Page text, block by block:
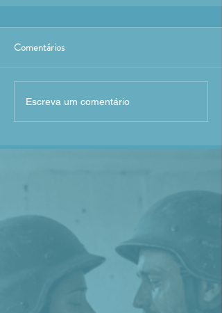
Comentários
Escreva um comentário